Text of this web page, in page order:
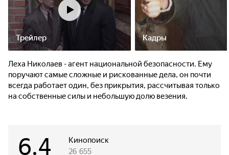
Трейлер Кадры
Леха Николаев - агент национальной безопасности. Ему
поручают самые сложные и рискованные дела, он почти
всегда работает один, без прикрытия, рассчитывая только
на собственные силы и небольшую долю везения.
Кинопоиск
6.4 26 655